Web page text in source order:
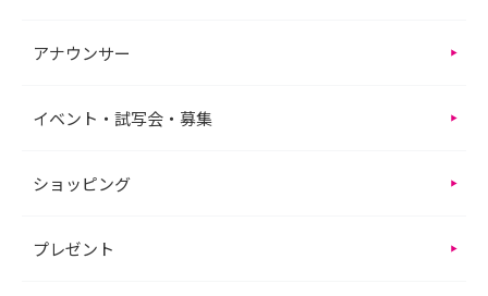
アナウンサー
イベント・試写会・募集
ショッピング
プレゼント